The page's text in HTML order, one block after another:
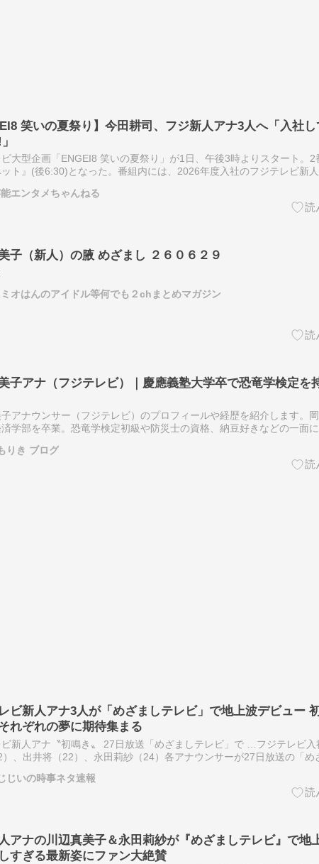
笑いの夏祭り】今田耕司、フジ新人アナ3人へ「入社
大型企画「ENGEI8 笑いの夏祭り」が1日、午後3時よりスタート。2
ット』(後6:30)となった。番組内には、2026年度入社のフジテレビ新
エンタメちゃんねる
子（新人）の腋 めざまし ２６０６２９
ミオはんのアイドル等何でも２chまとめマガジン
子アナ（フジテレビ）｜慶應義塾大学卒で恐竜学検定を
子アナウンサー（フジテレビ）のプロフィールや経歴を紹介します。
学部を卒業。恐竜学検定初級や防災士の資格、納豆好きなどの一面
りき ブログ
ビ新人アナ3人が「めざましテレビ」で地上波デビュー
れぞれの夢に期待集まる
新人アナ〝初鳴き〟 27日放送「めざましテレビ」で …フジテレビ入
）、出井将（22）、永田莉紗（24）各アナウンサーが27日放送の「め
じいの時事ネタ速報
アナの川辺真美子＆永田莉紗が『めざましテレビ』で地
すぎる最新姿にファン大絶賛